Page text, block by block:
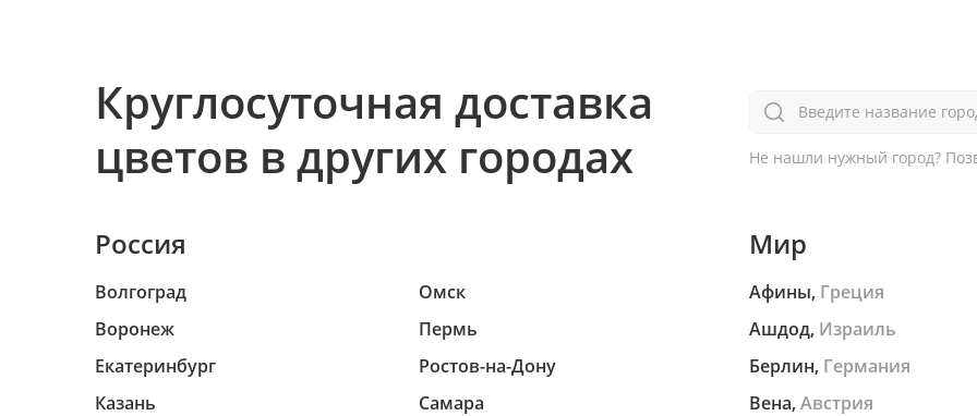
Круглосуточная доставка
цветов в других городах
Введите название
Россия
Волгоград
Воронеж
Екатеринбург
Казань
Омск
Пермь
Ростов-на-Дону
Самара
Мир
Афины, Греция
Ашдод, Израиль
Берлин, Германия
Вена, Австрия
Не нашли нужный город?